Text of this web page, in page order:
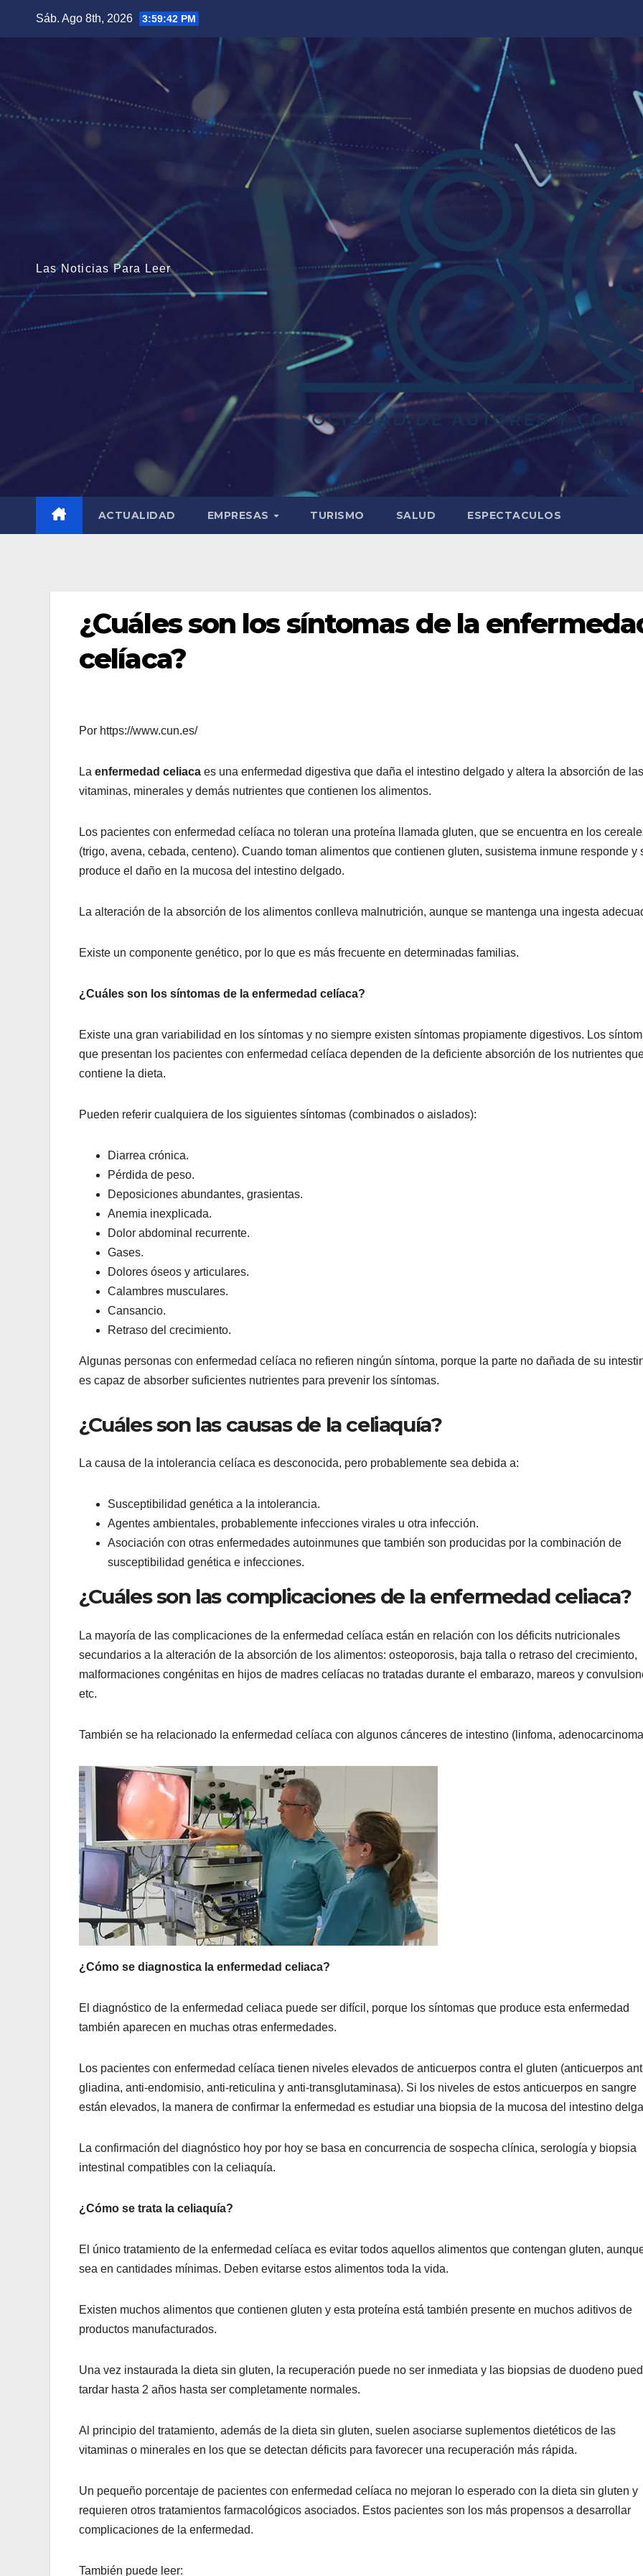
Sáb. Ago 8th, 2026 3:59:43 PM
Las Noticias Para Leer
ACTUALIDAD EMPRESAS TURISMO SALUD ESPECTACULOS
¿Cuáles son los síntomas de la
celíaca?
Por https://www.cun.es/
La enfermedad celiaca es una enfermedad digestiva que daña el intestino delgado y altera la absorción de las
vitaminas, minerales y demás nutrientes que contienen los alimentos.
Los pacientes con enfermedad celíaca no toleran una proteína llamada gluten, que se encuentra en los
(trigo, avena, cebada, centeno). Cuando toman alimentos que contienen gluten, susistema inmune responde y
produce el daño en la mucosa del intestino delgado.
La alteración de la absorción de los alimentos conlleva malnutrición, aunque se mantenga una ingesta
Existe un componente genético, por lo que es más frecuente en determinadas familias.
¿Cuáles son los síntomas de la enfermedad celíaca?
Existe una gran variabilidad en los síntomas y no siempre existen síntomas propiamente digestivos. Los
que presentan los pacientes con enfermedad celíaca dependen de la deficiente absorción de los nutrientes
contiene la dieta.
Pueden referir cualquiera de los siguientes síntomas (combinados o aislados):
Diarrea crónica.
Pérdida de peso.
Deposiciones abundantes, grasientas.
Anemia inexplicada.
Dolor abdominal recurrente.
Gases.
Dolores óseos y articulares.
Calambres musculares.
Cansancio.
Retraso del crecimiento.
Algunas personas con enfermedad celíaca no refieren ningún síntoma, porque la parte no dañada de su
es capaz de absorber suficientes nutrientes para prevenir los síntomas.
¿Cuáles son las causas de la celiaquía?
La causa de la intolerancia celíaca es desconocida, pero probablemente sea debida a:
Susceptibilidad genética a la intolerancia.
Agentes ambientales, probablemente infecciones virales u otra infección.
Asociación con otras enfermedades autoinmunes que también son producidas por la combinación de
susceptibilidad genética e infecciones.
¿Cuáles son las complicaciones de la enfermedad celiaca?
La mayoría de las complicaciones de la enfermedad celíaca están en relación con los déficits nutricionales
secundarios a la alteración de la absorción de los alimentos: osteoporosis, baja talla o retraso del crecimiento,
malformaciones congénitas en hijos de madres celíacas no tratadas durante el embarazo, mareos y
etc.
También se ha relacionado la enfermedad celíaca con algunos cánceres de intestino (linfoma,
¿Cómo se diagnostica la enfermedad celiaca?
El diagnóstico de la enfermedad celiaca puede ser difícil, porque los síntomas que produce esta enfermedad
también aparecen en muchas otras enfermedades.
Los pacientes con enfermedad celíaca tienen niveles elevados de anticuerpos contra el gluten (anticuerpos
gliadina, anti-endomisio, anti-reticulina y anti-transglutaminasa). Si los niveles de estos anticuerpos en sangre
están elevados, la manera de confirmar la enfermedad es estudiar una biopsia de la mucosa del intestino
La confirmación del diagnóstico hoy por hoy se basa en concurrencia de sospecha clínica, serología y biopsia
intestinal compatibles con la celiaquía.
¿Cómo se trata la celiaquía?
El único tratamiento de la enfermedad celíaca es evitar todos aquellos alimentos que contengan gluten,
sea en cantidades mínimas. Deben evitarse estos alimentos toda la vida.
Existen muchos alimentos que contienen gluten y esta proteína está también presente en muchos aditivos de
productos manufacturados.
Una vez instaurada la dieta sin gluten, la recuperación puede no ser inmediata y las biopsias de duodeno
tardar hasta 2 años hasta ser completamente normales.
Al principio del tratamiento, además de la dieta sin gluten, suelen asociarse suplementos dietéticos de las
vitaminas o minerales en los que se detectan déficits para favorecer una recuperación más rápida.
Un pequeño porcentaje de pacientes con enfermedad celíaca no mejoran lo esperado con la dieta sin gluten y
requieren otros tratamientos farmacológicos asociados. Estos pacientes son los más propensos a desarrollar
complicaciones de la enfermedad.
También puede leer: